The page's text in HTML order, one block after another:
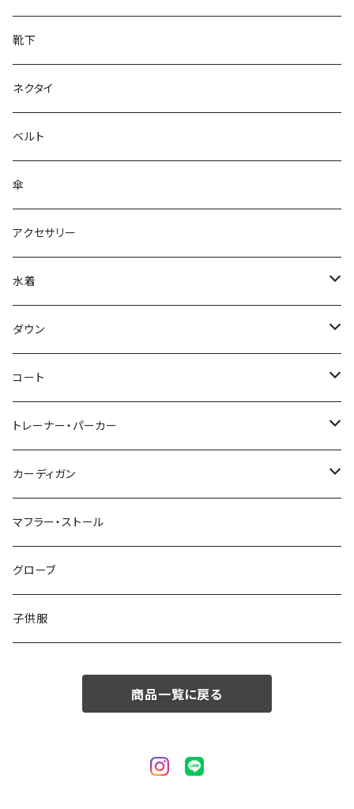
靴下
ネクタイ
ベルト
傘
アクセサリー
水着
～44/S
46/M
48/L
50/XL～
ダウン
～44/S
46/M
48/L
50/XL～
コート
～44/S
46/M
48/L
50/XL～
トレーナー・パーカー
～44/S
46/M
48/L
50/XL～
カーディガン
～44/S
46/M
48/L
マフラー・ストール
グローブ
子供服
商品一覧に戻る